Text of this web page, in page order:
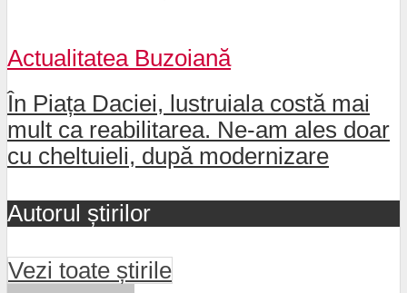
Actualitatea Buzoiană
În Piața Daciei, lustruiala costă mai
mult ca reabilitarea. Ne-am ales doar
cu cheltuieli, după modernizare
Autorul știrilor
Vezi toate știrile